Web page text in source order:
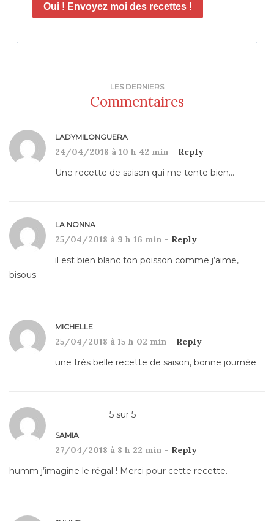
Oui ! Envoyez moi des recettes !
LES DERNIERS
Commentaires
LADYMILONGUERA
24/04/2018 à 10 h 42 min - Reply
Une recette de saison qui me tente bien…
LA NONNA
25/04/2018 à 9 h 16 min - Reply
il est bien blanc ton poisson comme j’aime,
bisous
MICHELLE
25/04/2018 à 15 h 02 min - Reply
une trés belle recette de saison, bonne journée
5 sur 5
SAMIA
27/04/2018 à 8 h 22 min - Reply
humm j’imagine le régal ! Merci pour cette recette.